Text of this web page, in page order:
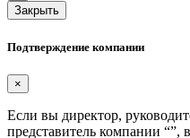
Закрыть
Подтверждение компании
×
Если вы директор,
представитель компании “”,